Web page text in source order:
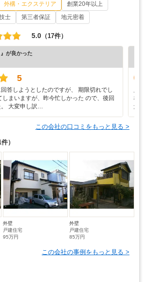
外構・エクステリア
創業20年以上
士 第三者保証 地元密着
5.0 （17件）
が良かった
5
答しようとしたのですが、 期限切れでし
まいますが、昨今忙しかった ので、後回
。 大変申し訳…
な
た
この会社の口コミをもっと見る >
件）
外壁
戸建住宅
95万円
外壁
戸建住宅
85万円
この会社の事例をもっと見る >